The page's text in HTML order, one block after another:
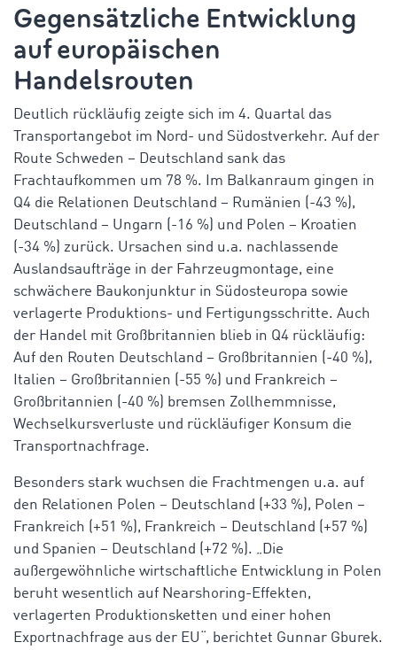
Gegensätzliche Entwicklung
auf europäischen
Handelsrouten
Deutlich rückläufig zeigte sich im 4. Quartal das
Transportangebot im Nord- und Südostverkehr. Auf der
Route Schweden – Deutschland sank das
Frachtaufkommen um 78 %. Im Balkanraum gingen in
Q4 die Relationen Deutschland – Rumänien (-43 %),
Deutschland – Ungarn (-16 %) und Polen – Kroatien
(-34 %) zurück. Ursachen sind u.a. nachlassende
Auslandsaufträge in der Fahrzeugmontage, eine
schwächere Baukonjunktur in Südosteuropa sowie
verlagerte Produktions- und Fertigungsschritte. Auch
der Handel mit Großbritannien blieb in Q4 rückläufig:
Auf den Routen Deutschland – Großbritannien (-40 %),
Italien – Großbritannien (-55 %) und Frankreich –
Großbritannien (-40 %) bremsen Zollhemmnisse,
Wechselkursverluste und rückläufiger Konsum die
Transportnachfrage.
Besonders stark wuchsen die Frachtmengen u.a. auf
den Relationen Polen – Deutschland (+33 %), Polen –
Frankreich (+51 %), Frankreich – Deutschland (+57 %)
und Spanien – Deutschland (+72 %). „Die
außergewöhnliche wirtschaftliche Entwicklung in Polen
beruht wesentlich auf Nearshoring-Effekten,
verlagerten Produktionsketten und einer hohen
Exportnachfrage aus der EU“, berichtet Gunnar Gburek.